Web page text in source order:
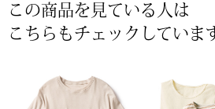
この商品を見ている人は
こちらもチェックしていま